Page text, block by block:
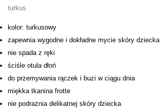
turkus
kolor: turkusowy
zapewnia wygodne i dokładne mycie skóry dziecka
nie spada z ręki
ściśle otula dłoń
do przemywania rączek i buzi w ciągu dnia
miękka tkanina frotte
nie podrażnia delikatnej skóry dziecka